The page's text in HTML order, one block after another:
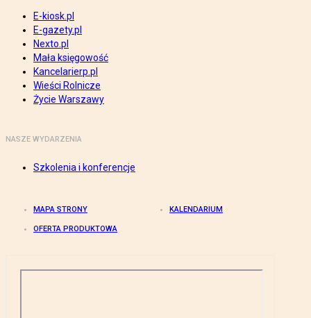
E-kiosk.pl
E-gazety.pl
Nexto.pl
Mała księgowość
Kancelarierp.pl
Wieści Rolnicze
Życie Warszawy
NASZE WYDARZENIA
Szkolenia i konferencje
MAPA STRONY KALENDARIUM
OFERTA PRODUKTOWA